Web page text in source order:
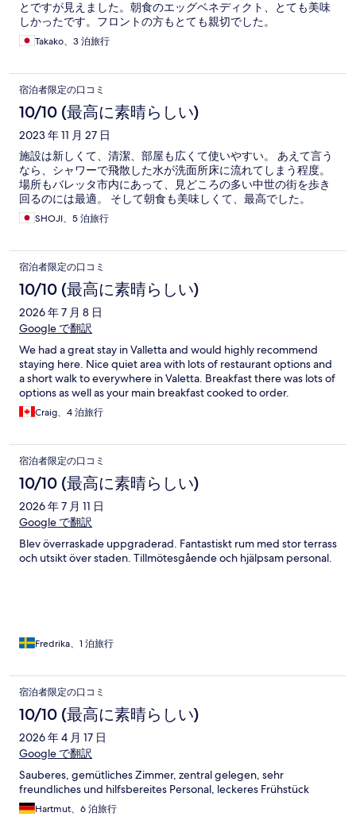
とですが見えました。朝食のエッグベネディクト、とても美味
しかったです。フロントの方もとても親切でした。
Takako、3 泊旅行
宿泊者限定の口コミ
10/10 (最高に素晴らしい)
2023 年 11 月 27 日
施設は新しくて、清潔、部屋も広くて使いやすい。 あえて言う
なら、シャワーで飛散した水が洗面所床に流れてしまう程度。
場所もバレッタ市内にあって、見どころの多い中世の街を歩き
回るのには最適。 そして朝食も美味しくて、最高でした。
SHOJI、5 泊旅行
宿泊者限定の口コミ
10/10 (最高に素晴らしい)
2026 年 7 月 8 日
Google で翻訳
We had a great stay in Valletta and would highly recommend
staying here. Nice quiet area with lots of restaurant options and
a short walk to everywhere in Valetta. Breakfast there was lots of
options as well as your main breakfast cooked to order.
Craig、4 泊旅行
宿泊者限定の口コミ
10/10 (最高に素晴らしい)
2026 年 7 月 11 日
Google で翻訳
Blev överraskade uppgraderad. Fantastiskt rum med stor terrass
och utsikt över staden. Tillmötesgående och hjälpsam personal.
Fredrika、1 泊旅行
宿泊者限定の口コミ
10/10 (最高に素晴らしい)
2026 年 4 月 17 日
Google で翻訳
Sauberes, gemütliches Zimmer, zentral gelegen, sehr
freundliches und hilfsbereites Personal, leckeres Frühstück
Hartmut、6 泊旅行